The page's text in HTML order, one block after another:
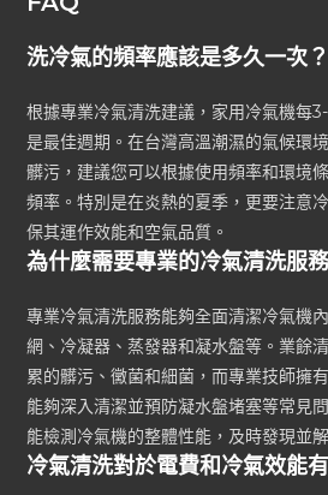
洗冷氣的頻率應該是多久一次？
根據專業冷氣清洗建議，家用冷氣機每
是最佳週期。在台灣高溫潮濕的氣候環
髒污，建議您可以根據使用頻率和環境
頻率。特別是在炎熱的夏季，更要注意
保其運作效能和空氣品質。
為什麼需要專業的冷氣清洗服
專業冷氣清洗服務能夠全面清潔冷氣機
網、冷凝器、蒸發器和凝水盤等。業餘
累的髒污、黴菌和細菌，而專業技師擁
能夠深入清潔並預防凝水盤堵塞等常見
能檢測冷氣機的整體性能，及時發現並
冷氣清洗對於電費和冷氣效能